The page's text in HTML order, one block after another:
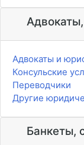
Адвокаты и
Консульские
Переводчики
Другие
Банкеты,